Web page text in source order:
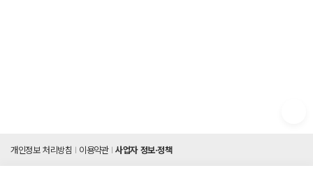
개인정보 처리방침 이용약관 사업자 정보·정책